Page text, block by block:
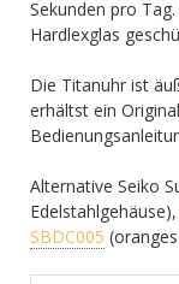
Sekunden pro
Hardlexglas
Die Titanuhr ist
erhältst ein
Alternative Seiko
Edelstahlgehäuse),
SBDC005